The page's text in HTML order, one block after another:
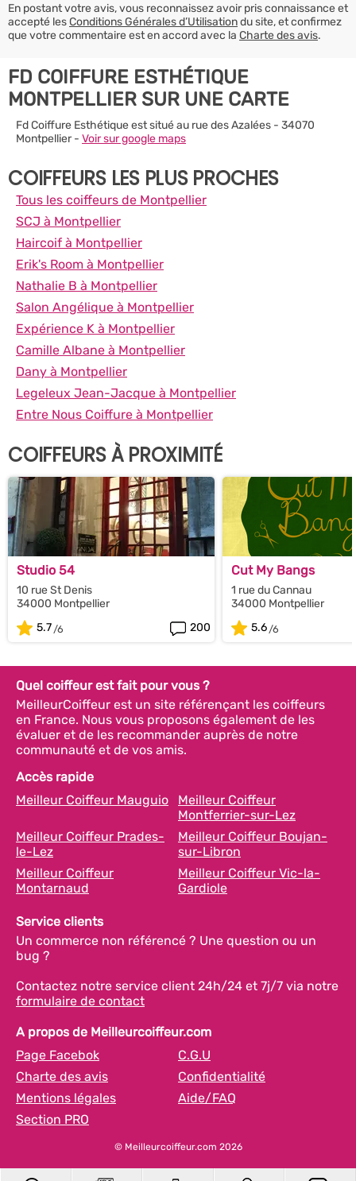
En postant votre avis, vous reconnaissez avoir pris connaissance et
accepté lesConditions Générales d’Utilisationdu site, et confirmez
que votre commentaire est en accord avec la Charte des avis.
FD COIFFURE ESTHÉTIQUE
MONTPELLIER SUR UNE CARTE
Fd Coiffure Esthétique est situé au rue des Azalées - 34070
Montpellier - Voir sur google maps
COIFFEURS LES PLUS PROCHES
Tous les coiffeurs de Montpellier
SCJ à Montpellier
Haircoif à Montpellier
Erik's Room à Montpellier
Nathalie B à Montpellier
Salon Angélique à Montpellier
Expérience K à Montpellier
Camille Albane à Montpellier
Dany à Montpellier
Legeleux Jean-Jacque à Montpellier
Entre Nous Coiffure à Montpellier
COIFFEURS À PROXIMITÉ
Studio 54
10 rue St Denis
34000 Montpellier
5.7
200
Cut My Bangs
1 rue du Cannau
34000 Montpellier
5.6
Quel coiffeur est fait pour vous ?
MeilleurCoiffeur est un site référençant les coiffeurs
en France. Nous vous proposons également de les
évaluer et de les recommander auprès de notre
communauté et de vos amis.
Accès rapide
Meilleur Coiffeur Mauguio
Meilleur Coiffeur
Montferrier-sur-Lez
Meilleur Coiffeur Prades-
le-Lez
Meilleur Coiffeur Boujan-
sur-Libron
Meilleur Coiffeur
Montarnaud
Meilleur Coiffeur Vic-la-
Gardiole
Service clients
Un commerce non référencé ? Une question ou un
bug ?
Contactez notre service client 24h/24 et 7j/7 via notre
formulaire de contact
A propos de Meilleurcoiffeur.com
Page Facebok
C.G.U
Charte des avis
Confidentialité
Mentions légales
Aide/FAQ
Section PRO
© Meilleurcoiffeur.com 2026